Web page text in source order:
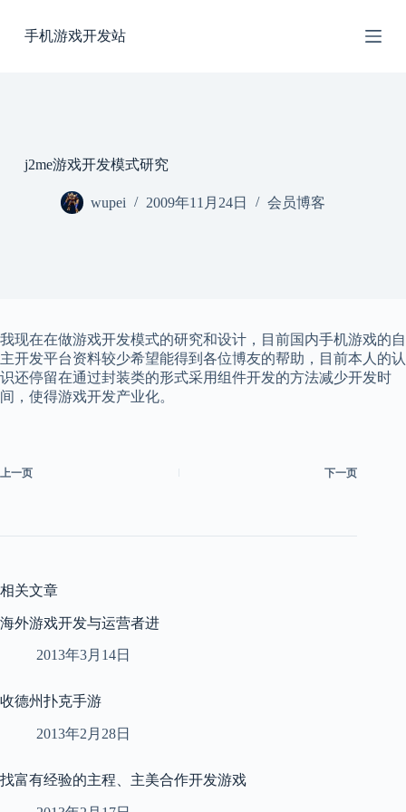
过
手机游戏开发站
j2me游戏开发模式研究
wupei 2009年11月24日 会员博客
我现在在做游戏开发模式的研究和设计，目前国内手机游戏的自
主开发平台资料较少希望能得到各位博友的帮助，目前本人的认
识还停留在通过封装类的形式采用组件开发的方法减少开发时
间，使得游戏开发产业化。
上一页 下一页
相关文章
海外游戏开发与运营者进
2013年3月14日
收德州扑克手游
2013年2月28日
找富有经验的主程、主美合作开发游戏